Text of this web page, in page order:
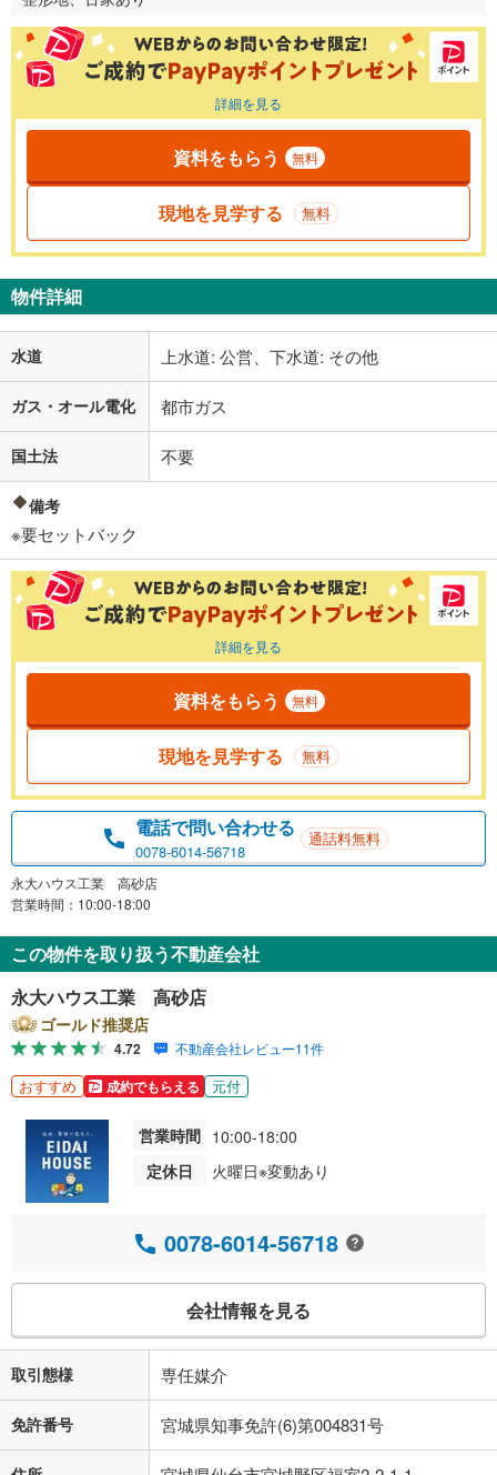
詳細を見る
資料をもらう 無料
現地を見学する 無料
物件詳細
水道 上水道: 公営、下水道: その他
ガス・オール電化 都市ガス
国土法 不要
備考
※要セットバック
詳細を見る
資料をもらう 無料
現地を見学する 無料
電話で問い合わせる
0078-6014-56718
通話料無料
永大ハウス工業 高砂店
営業時間：10:00-18:00
この物件を取り扱う不動産会社
永大ハウス工業 高砂店
ゴールド推奨店
4.72 不動産会社レビュー11件
おすすめ 成約でもらえる 元付
営業時間 10:00-18:00
定休日
火曜日※変動あり
0078-6014-56718
会社情報を見る
取引態様 専任媒介
免許番号 宮城県知事免許(6)第004831号